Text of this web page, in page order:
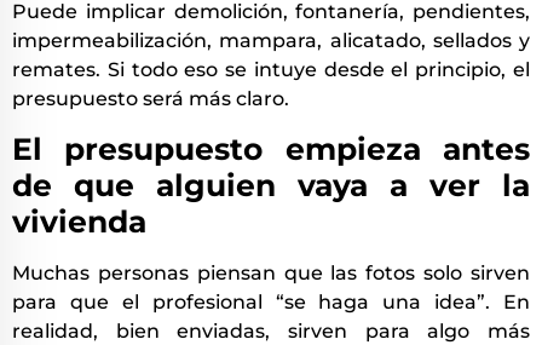
Puede implicar demolición, fontanería, pendientes,
impermeabilización, mampara, alicatado, sellados y
remates. Si todo eso se intuye desde el principio, el
presupuesto será más claro.
El presupuesto empieza antes
de que alguien vaya a ver la
vivienda
Muchas personas piensan que las fotos solo sirven
para que el profesional “se haga una idea”. En
realidad, bien enviadas, sirven para algo más